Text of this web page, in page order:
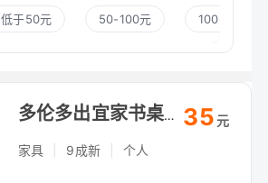
低于50元 50-100元 100-300元
多伦多出宜家书桌+椅子套装，自提（Arthur Bonner Ave）
家具 9成新 个人
35元